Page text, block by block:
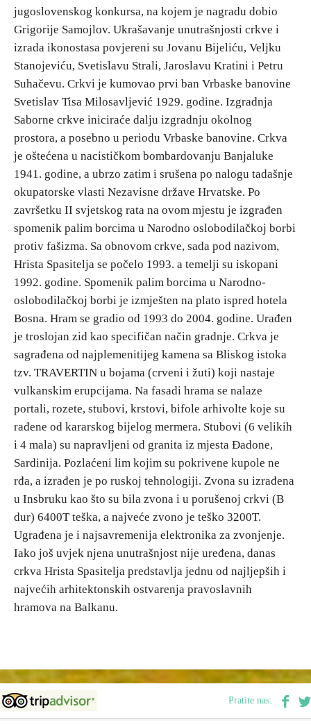
jugoslovenskog konkursa, na kojem je nagradu dobio
Grigorije Samojlov. Ukrašavanje unutrašnjosti crkve i
izrada ikonostasa povjereni su Jovanu Bijeliću, Veljku
Stanojeviću, Svetislavu Strali, Jaroslavu Kratini i Petru
Suhačevu. Crkvi je kumovao prvi ban Vrbaske banovine
Svetislav Tisa Milosavljević 1929. godine. Izgradnja
Saborne crkve iniciraće dalju izgradnju okolnog
prostora, a posebno u periodu Vrbaske banovine. Crkva
je oštećena u nacističkom bombardovanju Banjaluke
1941. godine, a ubrzo zatim i srušena po nalogu tadašnje
okupatorske vlasti Nezavisne države Hrvatske. Po
završetku II svjetskog rata na ovom mjestu je izgrađen
spomenik palim borcima u Narodno oslobodilačkoj borbi
protiv fašizma. Sa obnovom crkve, sada pod nazivom,
Hrista Spasitelja se počelo 1993. a temelji su iskopani
1992. godine. Spomenik palim borcima u Narodno-
oslobodilačkoj borbi je izmješten na plato ispred hotela
Bosna. Hram se gradio od 1993 do 2004. godine. Urađen
je troslojan zid kao specifičan način gradnje. Crkva je
sagrađena od najplemenitijeg kamena sa Bliskog istoka
tzv. TRAVERTIN u bojama (crveni i žuti) koji nastaje
vulkanskim erupcijama. Na fasadi hrama se nalaze
portali, rozete, stubovi, krstovi, bifole arhivolte koje su
rađene od kararskog bijelog mermera. Stubovi (6 velikih
i 4 mala) su napravljeni od granita iz mjesta Đadone,
Sardinija. Pozlaćeni lim kojim su pokrivene kupole ne
rđa, a izrađen je po ruskoj tehnologiji. Zvona su izrađena
u Insbruku kao što su bila zvona i u porušenoj crkvi (B
dur) 6400T teška, a najveće zvono je teško 3200T.
Ugrađena je i najsavremenija elektronika za zvonjenje.
Iako još uvjek njena unutrašnjost nije uređena, danas
crkva Hrista Spasitelja predstavlja jednu od najljepših i
najvećih arhitektonskih ostvarenja pravoslavnih
hramova na Balkanu.
Pratite nas: